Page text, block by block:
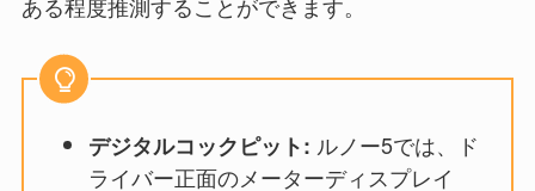
デジタルコックピット: ルノー5では、ド
ライバー正面のメーターディスプレイ